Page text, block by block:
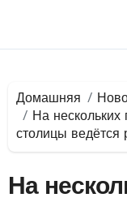
Домашняя
На нескольких
столицы ведётся
На